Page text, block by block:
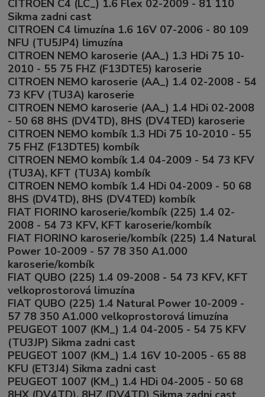
CITROEN C4 (LC_) 1.6 Flex 02-2009 - 81 110
Sikma zadni cast
CITROEN C4 limuzína 1.6 16V 07-2006 - 80 109
NFU (TU5JP4) limuzína
CITROEN NEMO karoserie (AA_) 1.3 HDi 75 10-
2010 - 55 75 FHZ (F13DTE5) karoserie
CITROEN NEMO karoserie (AA_) 1.4 02-2008 - 54
73 KFV (TU3A) karoserie
CITROEN NEMO karoserie (AA_) 1.4 HDi 02-2008
- 50 68 8HS (DV4TD), 8HS (DV4TED) karoserie
CITROEN NEMO kombík 1.3 HDi 75 10-2010 - 55
75 FHZ (F13DTE5) kombík
CITROEN NEMO kombík 1.4 04-2009 - 54 73 KFV
(TU3A), KFT (TU3A) kombík
CITROEN NEMO kombík 1.4 HDi 04-2009 - 50 68
8HS (DV4TD), 8HS (DV4TED) kombík
FIAT FIORINO karoserie/kombík (225) 1.4 02-
2008 - 54 73 KFV, KFT karoserie/kombík
FIAT FIORINO karoserie/kombík (225) 1.4 Natural
Power 10-2009 - 57 78 350 A1.000
karoserie/kombík
FIAT QUBO (225) 1.4 09-2008 - 54 73 KFV, KFT
velkoprostorová limuzína
FIAT QUBO (225) 1.4 Natural Power 10-2009 -
57 78 350 A1.000 velkoprostorová limuzína
PEUGEOT 1007 (KM_) 1.4 04-2005 - 54 75 KFV
(TU3JP) Sikma zadni cast
PEUGEOT 1007 (KM_) 1.4 16V 10-2005 - 65 88
KFU (ET3J4) Sikma zadni cast
PEUGEOT 1007 (KM_) 1.4 HDi 04-2005 - 50 68